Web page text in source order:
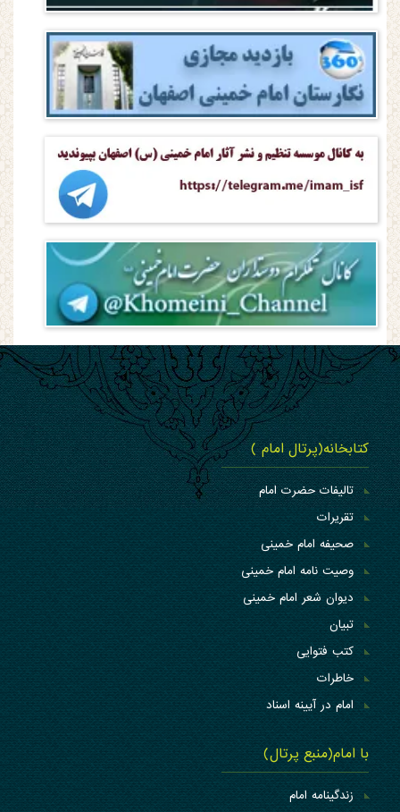
کتابخانه(پرتال امام )
تالیفات حضرت امام
تقریرات
صحیفه امام خمینی
وصیت نامه امام خمینی
دیوان شعر امام خمینی
تبیان
کتب فتوایی
خاطرات
امام در آیینه اسناد
با امام(منبع پرتال)
زندگینامه امام